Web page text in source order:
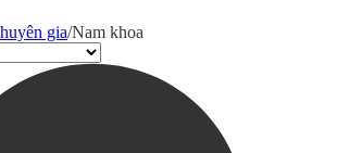
gia/Nam khoa